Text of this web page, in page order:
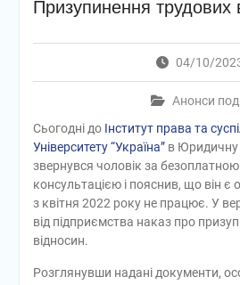
Призупинення трудових
04/10/
Анонси
Сьогодні до Інститут права та
Університету “Україна”в Юридичну
звернувся чоловік за
консультацією і пояснив, що він є
з квітня 2022 року не працює. У
від підприємства наказ про
відносин.
Розглянувши надані документи,